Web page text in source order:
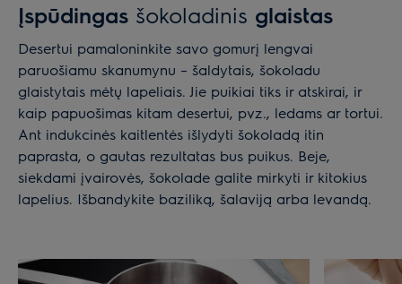
Įspūdingas šokoladinis glaistas
Desertui pamaloninkite savo gomurį lengvai
paruošiamu skanumynu – šaldytais, šokoladu
glaistytais mėtų lapeliais. Jie puikiai tiks ir atskirai, ir
kaip papuošimas kitam desertui, pvz., ledams ar tortui.
Ant indukcinės kaitlentės išlydyti šokoladą itin
paprasta, o gautas rezultatas bus puikus. Beje,
siekdami įvairovės, šokolade galite mirkyti ir kitokius
lapelius. Išbandykite baziliką, šalaviją arba levandą.